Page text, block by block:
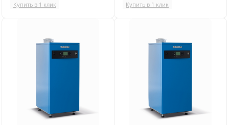
Купить в 1 клик Купить в 1 клик